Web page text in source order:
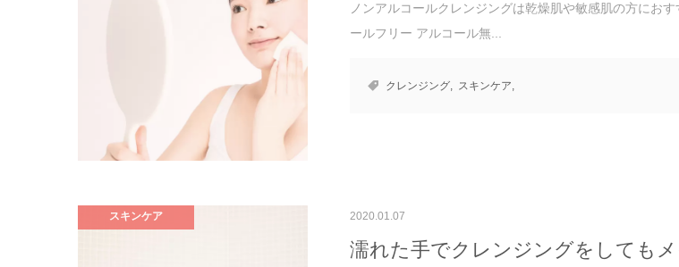
ノンアルコールクレンジングは乾燥肌や敏感肌の方にお
ールフリー アルコール無...
クレンジング, スキンケア,
スキンケア 2020.01.07
濡れた手でクレンジングをしても